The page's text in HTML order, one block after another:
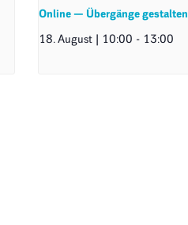
Online — Übergänge gestalten
18. August | 10:00 - 13:00